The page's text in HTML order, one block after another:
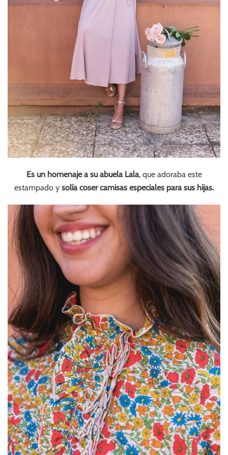
Es un homenaje a su abuela Lala, que adoraba este
estampado y solía coser camisas especiales para sus hijas.